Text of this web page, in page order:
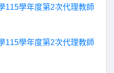
115學年度第2次代理教師
115學年度第2次代理教師